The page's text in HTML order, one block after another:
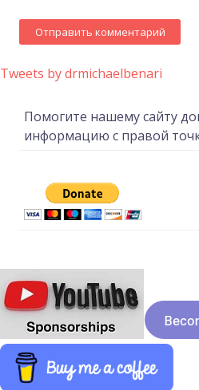
Tweets by drmichaelbenari
Помогите нашему сайту
информацию с правой